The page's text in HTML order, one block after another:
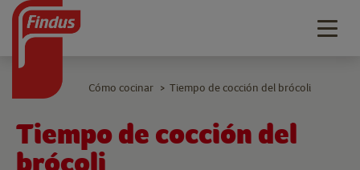
Tiempo de cocción del
brócoli
Cómo cocinar > Tiempo de cocción del brócoli